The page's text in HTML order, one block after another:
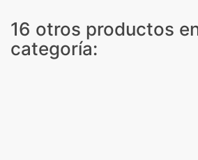
16 otros productos
categoría: